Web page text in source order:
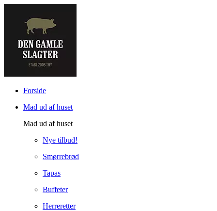
Forside
Mad ud af huset
Mad ud af huset
Nye tilbud!
Smørrebrød
Tapas
Buffeter
Herreretter